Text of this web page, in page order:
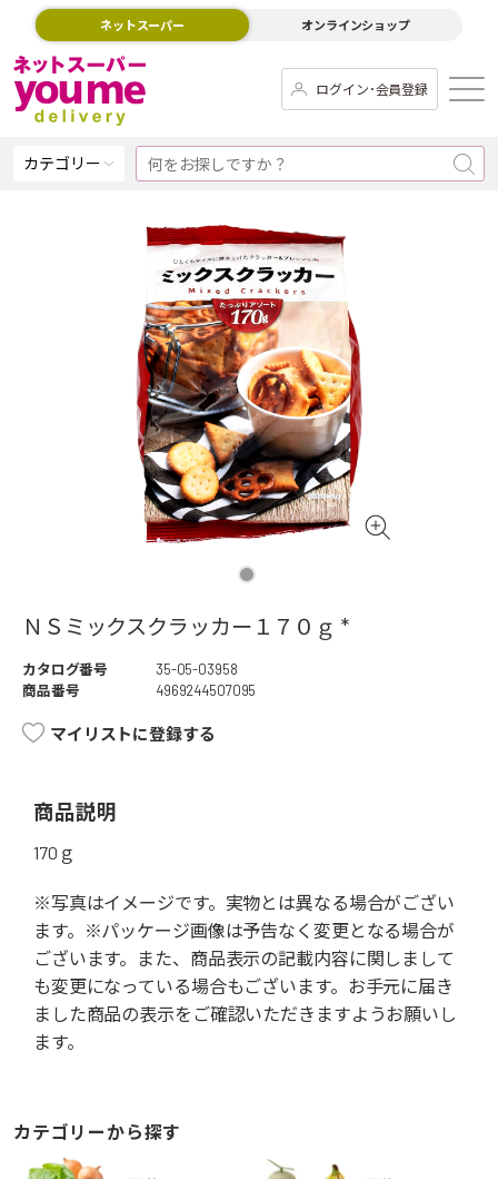
ネットスーパー オンラインショップ
ログイン･会員登録
カテゴリー
ＮＳミックスクラッカー１７０ｇ *
カタログ番号
35-05-03958
商品番号
4969244507095
マイリストに登録する
商品説明
170ｇ
※写真はイメージです。実物とは異なる場合がござい
ます。※パッケージ画像は予告なく変更となる場合が
ございます。また、商品表示の記載内容に関しまして
も変更になっている場合もございます。お手元に届き
ました商品の表示をご確認いただきますようお願いし
ます。
カテゴリーから探す